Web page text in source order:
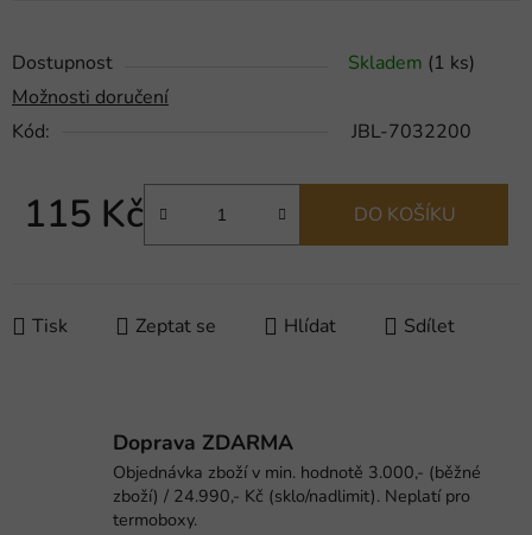
Dostupnost Skladem (1 ks)
Možnosti doručení
Kód:
JBL-7032200
115 Kč DO KOŠÍKU
Tisk Zeptat se Hlídat Sdílet
Doprava ZDARMA
Objednávka zboží v min. hodnotě 3.000,- (běžné
zboží) / 24.990,- Kč (sklo/nadlimit). Neplatí pro
termoboxy.